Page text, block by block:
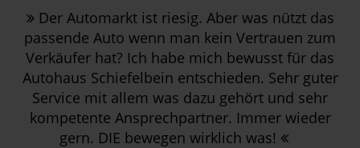
Der Automarkt ist riesig. Aber was nützt das
passende Auto wenn man kein Vertrauen zum
Verkäufer hat? Ich habe mich bewusst für das
Autohaus Schiefelbein entschieden. Sehr guter
Service mit allem was dazu gehört und sehr
kompetente Ansprechpartner. Immer wieder
gern. DIE bewegen wirklich was!